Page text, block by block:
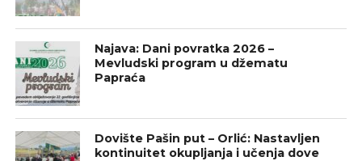
Najava: Dani povratka 2026 –
Mevludski program u džematu
Papraća
Dovište Pašin put – Orlić: Nastavljen
kontinuitet okupljanja i učenja dove